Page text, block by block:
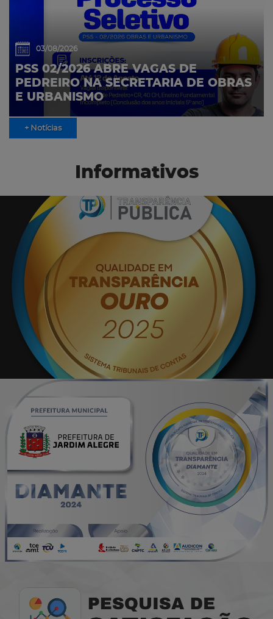
03/08/2026
PSS 02/2026 ABRE VAGAS DE
PEDREIRO NA SECRETARIA DE OBRAS
E URBANISMO
+ Notícias
Informativos